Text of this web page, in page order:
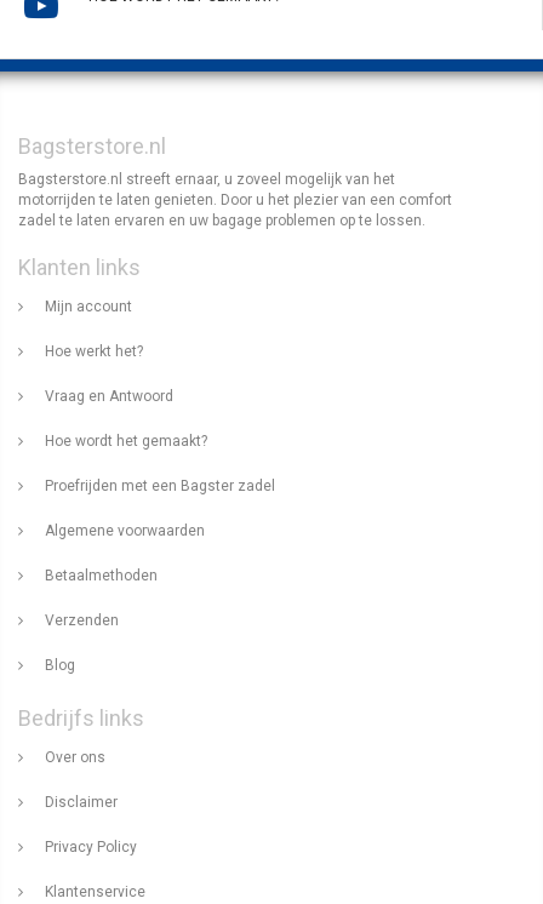
Bagsterstore.nl
Bagsterstore.nl streeft ernaar, u zoveel mogelijk van het
motorrijden te laten genieten. Door u het plezier van een comfort
zadel te laten ervaren en uw bagage problemen op te lossen.
Klanten links
Mijn account
Hoe werkt het?
Vraag en Antwoord
Hoe wordt het gemaakt?
Proefrijden met een Bagster zadel
Algemene voorwaarden
Betaalmethoden
Verzenden
Blog
Bedrijfs links
Over ons
Disclaimer
Privacy Policy
Klantenservice